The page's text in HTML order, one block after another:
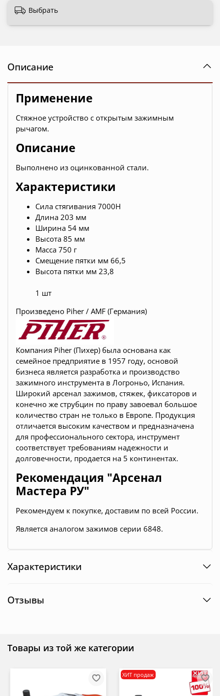
Выбрать
Описание
Применение
Стяжное устройство с открытым зажимным
рычагом.
Описание
Выполнено из оцинкованной стали.
Характеристики
Сила стягивания 7000Н
Длина 203 мм
Ширина 54 мм
Высота 85 мм
Масса 750 г
Смещение пятки мм 66,5
Высота пятки мм 23,8
1 шт
Произведено Piher / AMF (Германия)
Компания Piher (Пихер) была основана как
семейное предприятие в 1957 году, основой
бизнеса является разработка и производство
зажимного инструмента в Логроньо, Испания.
Широкий арсенал зажимов, стяжек, фиксаторов и
конечно же струбцин по праву завоевал большое
количество стран не только в Европе. Продукция
отличается высоким качеством и предназначена
для профессионального сектора, инструмент
соответствует требованиям надежности и
долговечности, продается на 5 континентах.
Рекомендация "Арсенал
Мастера РУ"
Рекомендуем к покупке, доставим по всей России.
Является аналогом зажимов серии 6848.
Характеристики
Отзывы
Товары из той же категории
ХИТ продаж